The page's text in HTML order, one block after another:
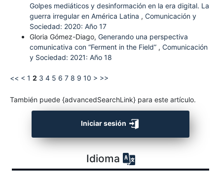
Golpes mediáticos y desinformación en la era digital. La
guerra irregular en América Latina , Comunicación y
Sociedad: 2020: Año 17
Gloria Gómez-Diago, Generando una perspectiva
comunicativa con “Ferment in the Field” , Comunicación
y Sociedad: 2021: Año 18
<< < 1 2 3 4 5 6 7 8 9 10 > >>
También puede {advancedSearchLink} para este artículo.
Iniciar sesión
Idioma